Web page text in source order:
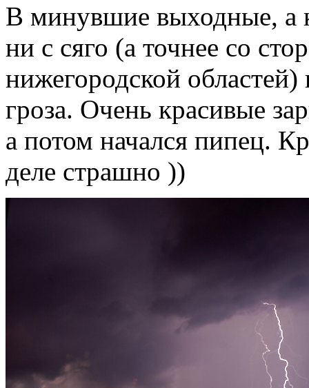
В минувшие выходные, а
ни с сяго (а точнее со
нижегородской областей)
гроза. Очень красивые
а потом начался пипец.
деле страшно ))